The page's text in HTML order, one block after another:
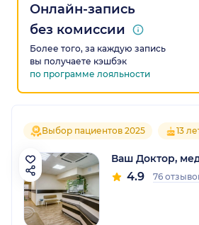
Онлайн-запись
без комиссии
Более того, за каждую запись
вы получаете кэшбэк
по программе лояльности
Выбор пациентов 2025 13
Ваш Доктор,
4.9 76